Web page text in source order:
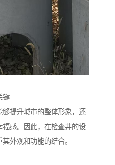
键
够提升城市的整体形象，还
福感。因此，在检查井的设
外观和功能的结合。